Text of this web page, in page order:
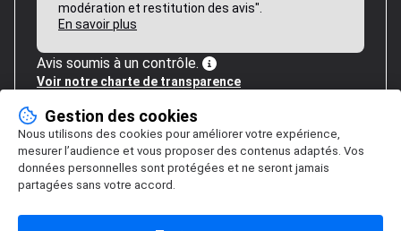
modération et restitution des avis".
En savoir plus
Avis soumis à un contrôle.
Voir notre charte de transparence
Gestion des cookies
Nous utilisons des cookies pour améliorer votre expérience,
mesurer l’audience et vous proposer des contenus adaptés. Vos
données personnelles sont protégées et ne seront jamais
partagées sans votre accord.